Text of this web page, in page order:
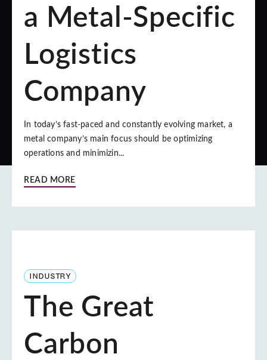
a Metal-Specific
Logistics
Company
In today’s fast-paced and constantly evolving market, a
metal company’s main focus should be optimizing
operations and minimizin...
READ MORE
INDUSTRY
The Great
Carbon